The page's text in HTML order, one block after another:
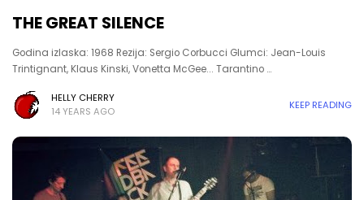
THE GREAT SILENCE
Godina izlaska: 1968 Rezija: Sergio Corbucci Glumci: Jean-Louis
Trintignant, Klaus Kinski, Vonetta McGee... Tarantino …
HELLY CHERRY
14 YEARS AGO
KEEP READING